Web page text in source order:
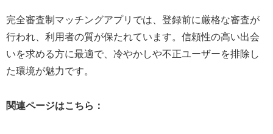
完全審査制マッチングアプリでは、登録前に厳格な審査が
行われ、利用者の質が保たれています。信頼性の高い出会
いを求める方に最適で、冷やかしや不正ユーザーを排除し
た環境が魅力です。
関連ページはこちら：